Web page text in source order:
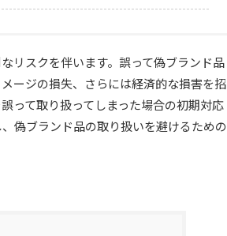
リスクを伴います。誤って偽ブランド品
ージの損失、さらには経済的な損害を招
って取り扱ってしまった場合の初期対応
偽ブランド品の取り扱いを避けるための